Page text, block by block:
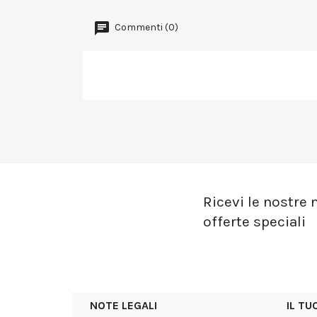
Commenti (0)
Ricevi le nostre
offerte speciali
NOTE LEGALI IL